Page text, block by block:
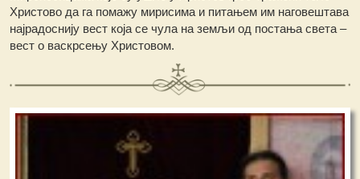
Христово да га помажу мирисима и питањем им наговештава
најрадоснију вест која се чула на земљи од постања света –
вест о васкрсењу Христовом.